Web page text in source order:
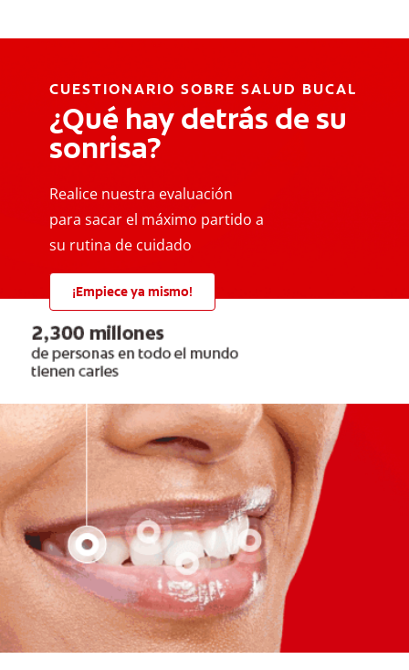
CUESTIONARIO SOBRE SALUD BUCAL
¿Qué hay detrás de su
sonrisa?
Realice nuestra evaluación
para sacar el máximo partido a
su rutina de cuidado
¡Empiece ya mismo!